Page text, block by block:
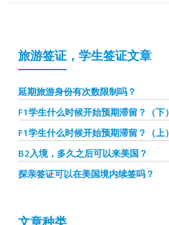
旅游签证，学生签证文章
延期旅游身份有次数限制吗？
F1学生什么时候开始预期滞留？（下）
F1学生什么时候开始预期滞留？（上）
B2入境，多久之后可以来美国？
探亲签证可以在美国境内续签吗？